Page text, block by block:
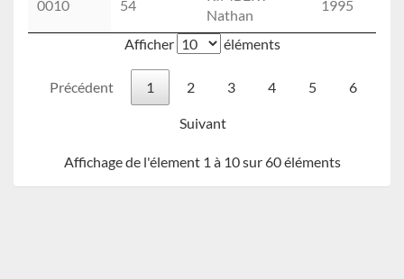
0010 54
Nathan
1995
Afficher éléments
Précédent 1 2 3 4 5 6
Suivant
Affichage de l'élement 1 à 10 sur 60 éléments